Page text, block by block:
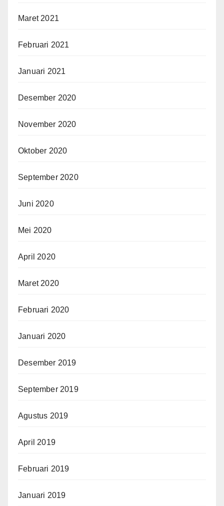
Maret 2021
Februari 2021
Januari 2021
Desember 2020
November 2020
Oktober 2020
September 2020
Juni 2020
Mei 2020
April 2020
Maret 2020
Februari 2020
Januari 2020
Desember 2019
September 2019
Agustus 2019
April 2019
Februari 2019
Januari 2019